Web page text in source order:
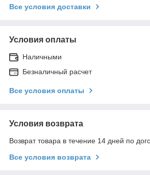
Все условия доставки
Условия оплаты
Наличными
Безналичный расчет
Все условия оплаты
Условия возврата
Возврат товара в течение 14 дней по
Все условия возврата